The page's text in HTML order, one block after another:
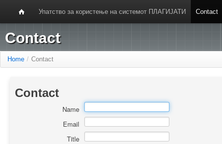
Упатство за користење на системот ПЛАГИЈАТИ Contact
Contact
Home / Contact
Contact
Name
Email
Title